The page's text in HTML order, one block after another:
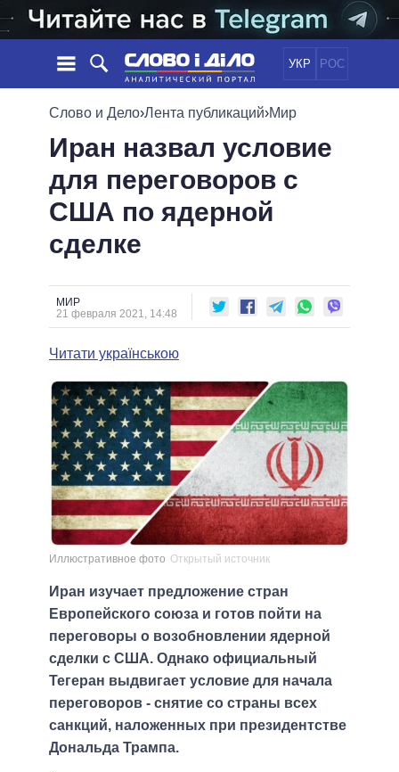
УКР РОС
НОВОСТИ
ЛЕНТА
СОБЫТИЯ
СТАТЬИ
ОБЗОРЫ
ДАЙДЖЕСТЫ
ПОЛИТИКА
ЭКОНОМИКА
ОБЩЕСТВО
МИР
ОБЕЩАНИЯ
ПОЛИТИКИ
ПРЕЗИДЕНТ И ОФИС
ВЕРХОВНАЯ РАДА
КАБИНЕТ МИНИСТРОВ
МЭРЫ
ВСЕ ПЕРСОНЫ
ИНФОГРАФИКА
ПОДДЕРЖАТЬ
СРАВНЕНИЕ ПОЛИТИКОВ
Слово и Дело›Лента публикаций›Мир
Иран назвал условие
для переговоров с
США по ядерной
сделке
МИР
21 февраля 2021, 14:48
Читати українською
Иллюстративное фото Открытый источник
Иран изучает предложение стран
Европейского союза и готов пойти на
переговоры о возобновлении ядерной
сделки с США. Однако официальный
Тегеран выдвигает условие для начала
переговоров - снятие со страны всех
санкций, наложенных при президентстве
Дональда Трампа.